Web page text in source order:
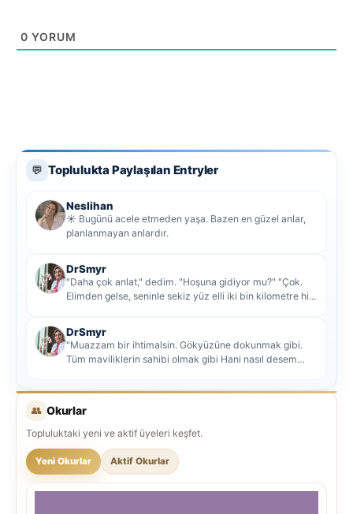
0 YORUM
💬 Toplulukta Paylaşılan Entryler
Neslihan
☀️ Bugünü acele etmeden yaşa. Bazen en güzel anlar,
planlanmayan anlardır.
DrSmyr
"Daha çok anlat," dedim. "Hoşuna gidiyor mu?" "Çok.
Elimden gelse, seninle sekiz yüz elli iki bin kilometre hi...
DrSmyr
"Muazzam bir ihtimalsin. Gökyüzüne dokunmak gibi.
Tüm maviliklerin sahibi olmak gibi Hani nasıl desem
👥 Okurlar
Topluluktaki yeni ve aktif üyeleri keşfet.
Yeni Okurlar Aktif Okurlar